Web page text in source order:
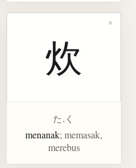
炊
た.く
menanak; memasak,
merebus